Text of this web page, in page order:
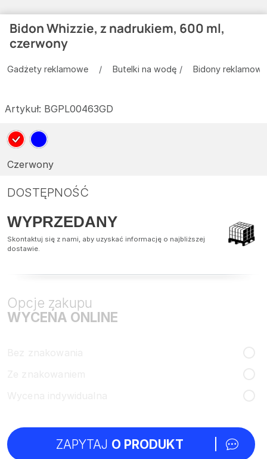
Bidon Whizzie, z nadrukiem, 600 ml,
czerwony
Gadżety reklamowe Butelki na wodę Bidony reklamowe
Artykuł: BGPL00463GD
Czerwony
DOSTĘPNOŚĆ
WYPRZEDANY
Skontaktuj się z nami, aby uzyskać informację o najbliższej
dostawie.
Opcje zakupu
WYCEŃA ONLINE
ZAPYTAJ O PRODUKT